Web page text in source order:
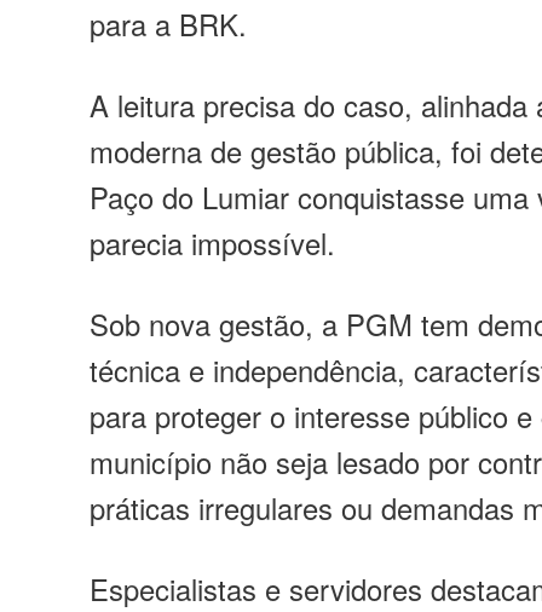
para a BRK.
A leitura precisa do caso, alinhada
moderna de gestão pública, foi
Paço do Lumiar conquistasse
parecia impossível.
Sob nova gestão, a PGM tem
técnica e independência,
para proteger o interesse público
município não seja lesado por
práticas irregulares ou demandas
Especialistas e servidores